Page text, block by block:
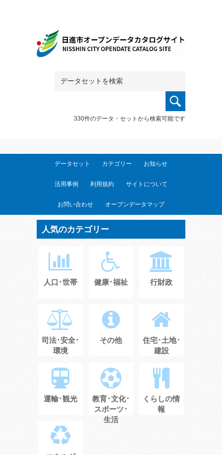
330件のデータ・セットから検索可能です
データセット カテゴリー お知らせ
活用事例 利用規約 サイトについて
お問い合わせ オープンデータマップ
人気のカテゴリー
人口･世帯 健康･福祉 行財政
司法･安全･
環境
その他
住宅･土地･
建設
運輸･観光
教育･文化･
スポーツ･
生活
くらしの情
報